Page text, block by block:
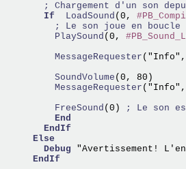
; Chargement d'un son
If
LoadSound (0,
; Le son joue en boucle
    PlaySound
(0,
    MessageRequester
("Info",
    SoundVolume
    MessageRequester
("Info",
    FreeSound
(0)
; Le son
End
EndIf
Else
Debug
EndIf